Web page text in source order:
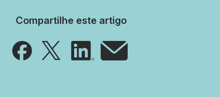
Compartilhe este artigo